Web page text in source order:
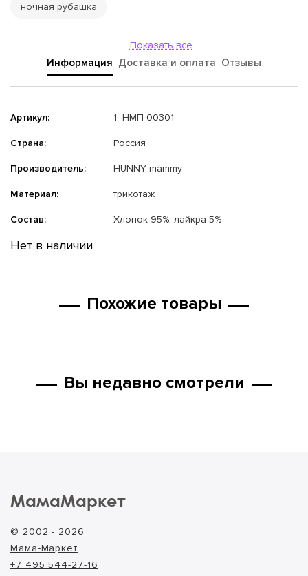
ночная рубашка
Показать все
Информация Доставка и оплата Отзывы
Артикул: 1_НМП 00301
Страна: Россия
Производитель: HUNNY mammy
Материал: трикотаж
Состав: Хлопок 95%, лайкра 5%
Нет в наличии
Похожие товары
Вы недавно смотрели
МамаМаркет
© 2002 - 2026
Мама-Маркет
+7 495 544-27-16